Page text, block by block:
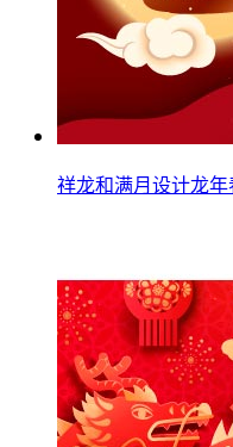
祥龙和满月设计龙